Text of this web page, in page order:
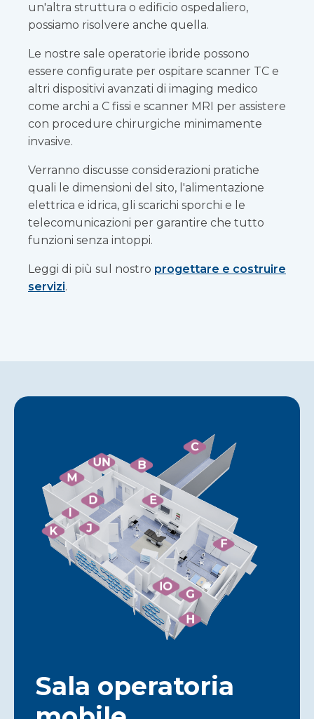
un'altra struttura o edificio ospedaliero,
possiamo risolvere anche quella.
Le nostre sale operatorie ibride possono
essere configurate per ospitare scanner TC e
altri dispositivi avanzati di imaging medico
come archi a C fissi e scanner MRI per assistere
con procedure chirurgiche minimamente
invasive.
Verranno discusse considerazioni pratiche
quali le dimensioni del sito, l'alimentazione
elettrica e idrica, gli scarichi sporchi e le
telecomunicazioni per garantire che tutto
funzioni senza intoppi.
Leggi di più sul nostro progettare e costruire
servizi.
UN B
C
D E
F
G
H
IO
J
K
l
M
Sala operatoria